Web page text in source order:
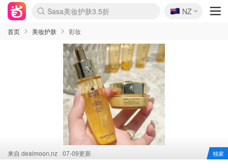
lululemon折扣上新
Sasa美妆护肤3.5折
SSENSE年中3折
FreshBeauty好价汇总
Cettire降价+叠9折
Farfetch折上8折
WWS Coles超市实拍
viagogo二手票捡漏
Myer清仓1折起
The Outnet奢牌1折起
David Jones 3折起
Flannels大牌1折
Perfumes Club护肤1折
AMIRO返校季6.2折
Oweek抽奖送Airpods
Amazon折扣汇总
eToro入金$200送$50
Amazon数码好物
ICONIC本周7.5折
ThedoubleF高奢地板价
Moose Knuckles 6折
丝芙兰5折起
EUFY官网3.7折起
Selenichast首饰2折
Trip机票酒店促销
YSL送5件彩妆礼
Amazon家居好物
BIGBANG巡演开票
David Jones时尚3折
Amazon美妆护肤
雅漾大喷$8
过敏原检测盒$33
伊索独家赠50ml沐浴露
科颜氏清仓3折
SEALIFE海洋馆门票6折
丝塔芙大白罐$16
订阅Newsletter送香薰
Cult Beauty 6.8折
Harrods圣诞日历2.3折
LN-CC奢牌私促3折
d'Alba空姐喷雾$16
EVE LOM套装逆天2折
Bernardelli独家4折
Adore Beauty 6折起
CT圣诞日历
Mytheresa奢品2.7折
Luxury Escapes 9折
Currentbody美容仪9折
卡诗9折+赠4件礼
MOON Garden Live
🇳🇿
NZ
首页 美妆护肤 彩妆
来自 dealmoon.nz 07-09更新 独家